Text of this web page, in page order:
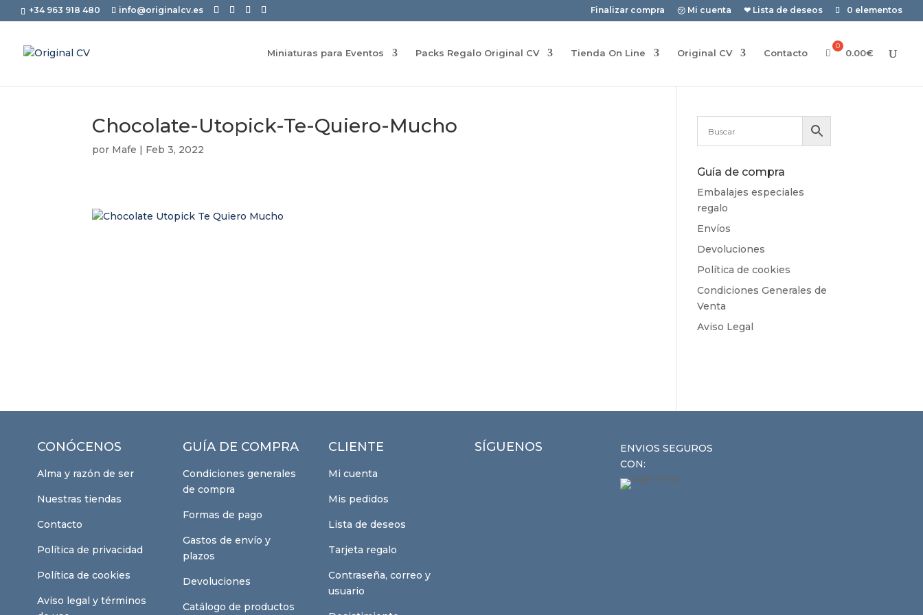
+34 963 918 480 info@originalcv.es Finalizar compra ㋡ Mi cuenta ❤ Lista de deseos 0 elementos
Miniaturas para Eventos Packs Regalo Original CV Tienda On Line Original CV Contacto 0.00€
Chocolate-Utopick-Te-Quiero-Mucho
por Mafe | Feb 3, 2022
Guía de compra
Embalajes especiales
regalo
Envíos
Devoluciones
Política de cookies
Condiciones Generales de
Venta
Aviso Legal
CONÓCENOS
Alma y razón de ser
Nuestras tiendas
Contacto
Política de privacidad
Política de cookies
Aviso legal y términos
GUÍA DE COMPRA
Condiciones generales
de compra
Formas de pago
Gastos de envío y
plazos
Devoluciones
Catálogo de productos
CLIENTE
Mi cuenta
Mis pedidos
Lista de deseos
Tarjeta regalo
Contraseña, correo y
usuario
SÍGUENOS
ENVIOS SEGUROS
CON: